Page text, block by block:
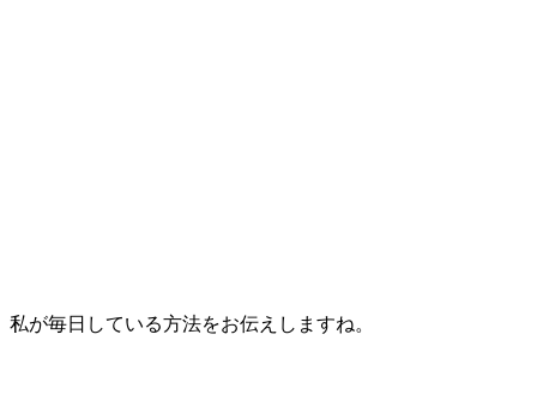
私が毎日している方法をお伝えしますね。